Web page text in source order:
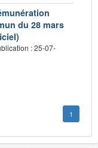
du 28 mars
: 25-07-
1